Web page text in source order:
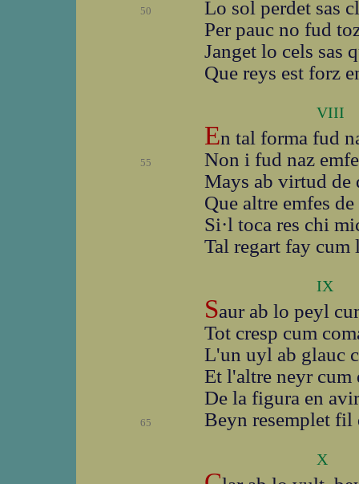
50
Lo sol perdet sas
Per pauc no fud
Janget lo cels sas
Que reys est forz
VIII
En tal forma fud
55
Non i fud naz
Mays ab virtud de
Que altre emfes
Si·l toca res chi
Tal regart fay cum
IX
Saur ab lo peyl
Tot cresp cum
L'un uyl ab glauc
Et l'altre neyr cum
De la figura en
65 Beyn resemplet fil
X